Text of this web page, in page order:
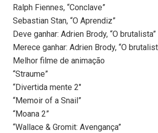
Ralph Fiennes, “Conclave”
Sebastian Stan, “O Aprendiz”
Deve ganhar: Adrien Brody, “O brutalista”
Merece ganhar: Adrien Brody, “O
Melhor filme de animação
“Straume”
“Divertida mente 2″
“Memoir of a Snail”
“Moana 2”
“Wallace & Gromit: Avengança”